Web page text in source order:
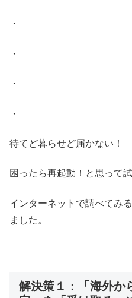
・
・
・
・
待てど暮らせど届かない！
困ったら再起動！と思って
インターネットで調べてみ
ました。
解決策１：「海外か